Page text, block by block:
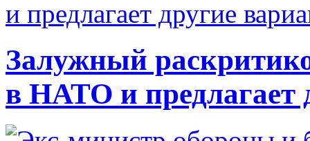
Залужный
в НАТО и предлагает